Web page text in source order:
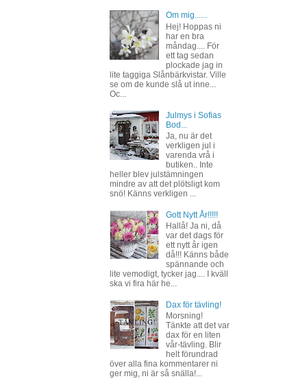
Om mig......
Hej! Hoppas ni
har en bra
måndag.... För
ett tag sedan
plockade jag in
lite taggiga Slånbärkvistar. Ville
se om de kunde slå ut inne...
Oc...
Julmys i Sofias
Bod...
Ja, nu är det
verkligen jul i
varenda vrå i
butiken.. Inte
heller blev julstämningen
mindre av att det plötsligt kom
snö! Känns verkligen ...
Gott Nytt År!!!!!
Hallå! Ja ni, då
var det dags för
ett nytt år igen
då!!! Känns både
spännande och
lite vemodigt, tycker jag.... I kväll
ska vi fira här he...
Dax för tävling!
Morsning!
Tänkte att det var
dax för en liten
vår-tävling. Blir
helt förundrad
över alla fina kommentarer ni
ger mig, ni är så snälla!...